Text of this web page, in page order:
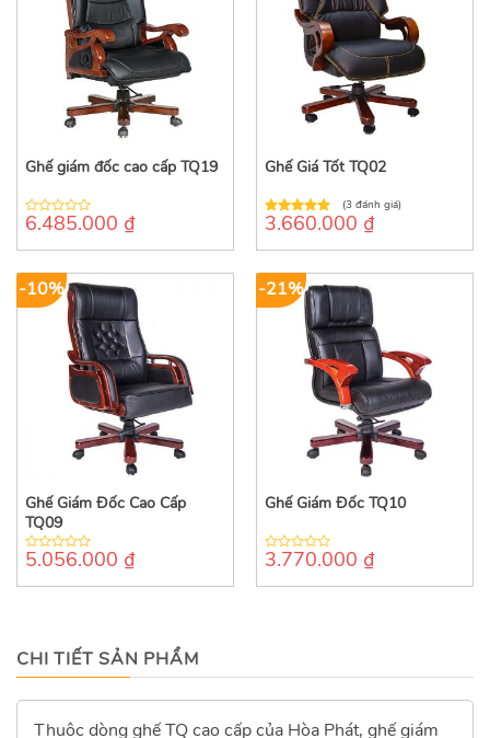
Ghế giám đốc cao cấp TQ19
0
of
6.485.000 ₫
Ghế Giá Tốt TQ02
5.00out of
(3 đánh giá)
3.660.000 ₫
-10%
Ghế Giám Đốc Cao Cấp
TQ09
0
of
5.056.000 ₫
-21%
Ghế Giám Đốc TQ10
0
of
3.770.000 ₫
CHI TIẾT SẢN PHẨM
Thuộc dòng ghế TQ cao cấp của Hòa Phát, ghế giám